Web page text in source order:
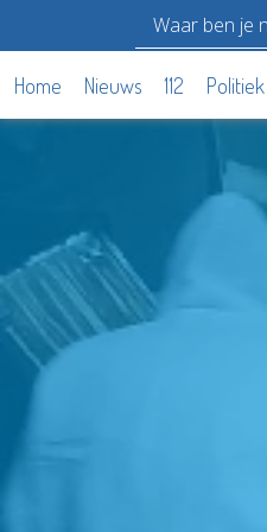
Home Nieuws 112 Politiek